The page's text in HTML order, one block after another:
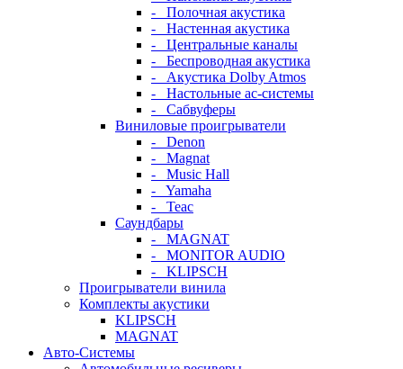
- Полочная акустика
- Настенная акустика
- Центральные каналы
- Беспроводная акустика
- Акустика Dolby Atmos
- Настольные ас-системы
- Сабвуферы
Виниловые проигрыватели
- Denon
- Magnat
- Music Hall
- Yamaha
- Teac
Саундбары
- MAGNAT
- MONITOR AUDIO
- KLIPSCH
Проигрыватели винила
Комплекты акустики
KLIPSCH
MAGNAT
Авто-Системы